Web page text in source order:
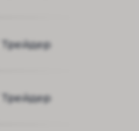
Трейдер
Трейдер